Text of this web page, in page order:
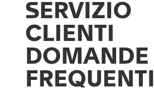
SERVIZIO
CLIENTI
DOMANDE
FREQUENTI